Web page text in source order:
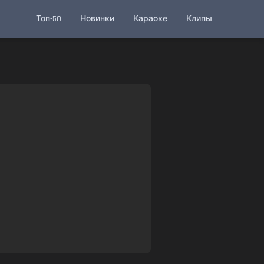
Топ-50 Новинки Караоке Клипы